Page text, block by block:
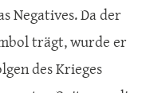
Negatives. Da der
trägt, wurde er
des Krieges